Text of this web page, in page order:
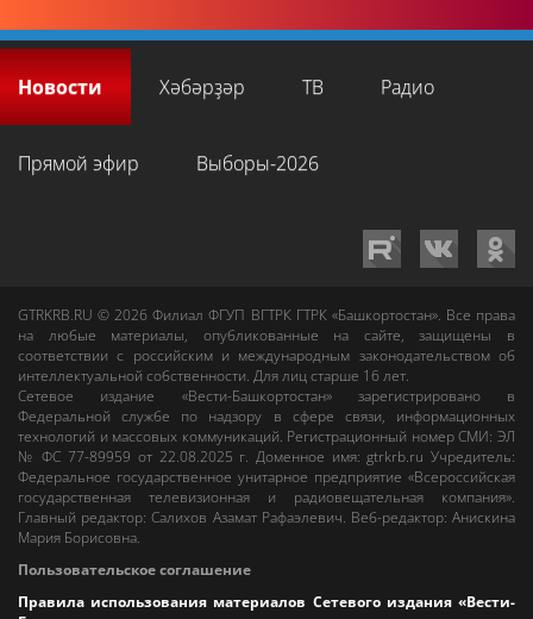
Новости Хәбәрҙәр ТВ Радио
Прямой эфир Выборы-2026
GTRKRB.RU © 2026Филиал ФГУП ВГТРК ГТРК «Башкортостан». Все права
на любые материалы, опубликованные на сайте, защищены в
соответствии с российским и международным законодательством об
интеллектуальной собственности. Для лиц старше 16 лет.
Сетевое издание «Вести-Башкортостан»зарегистрировано в
Федеральной службе по надзору в сфере связи, информационных
технологий и массовых коммуникаций. Регистрационный номер СМИ: ЭЛ
№ ФС 77-89959 от 22.08.2025 г. Доменное имя:gtrkrb.ru Учредитель:
Федеральное государственное унитарное предприятие «Всероссийская
государственная телевизионная и радиовещательная компания».
Главный редактор:Салихов Азамат Рафаэлевич. Веб-редактор:Анискина
Мария Борисовна.
Пользовательское соглашение
Правила использования материалов Сетевого издания «Вести-